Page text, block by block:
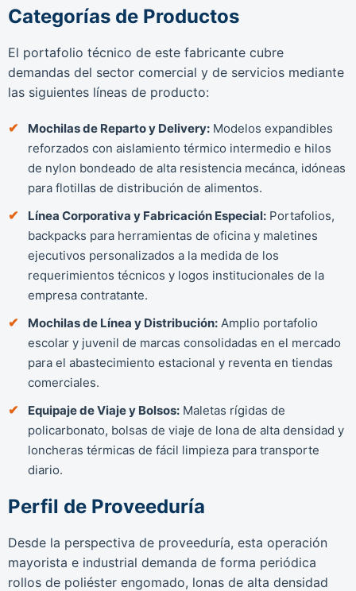
Categorías de Productos
El portafolio técnico de este fabricante cubre
demandas del sector comercial y de servicios mediante
las siguientes líneas de producto:
Mochilas de Reparto y Delivery: Modelos expandibles
reforzados con aislamiento térmico intermedio e hilos
de nylon bondeado de alta resistencia mecánca, idóneas
para flotillas de distribución de alimentos.
Línea Corporativa y Fabricación Especial: Portafolios,
backpacks para herramientas de oficina y maletines
ejecutivos personalizados a la medida de los
requerimientos técnicos y logos institucionales de la
empresa contratante.
Mochilas de Línea y Distribución: Amplio portafolio
escolar y juvenil de marcas consolidadas en el mercado
para el abastecimiento estacional y reventa en tiendas
comerciales.
Equipaje de Viaje y Bolsos: Maletas rígidas de
policarbonato, bolsas de viaje de lona de alta densidad y
loncheras térmicas de fácil limpieza para transporte
diario.
Perfil de Proveeduría
Desde la perspectiva de proveeduría, esta operación
mayorista e industrial demanda de forma periódica
rollos de poliéster engomado, lonas de alta densidad